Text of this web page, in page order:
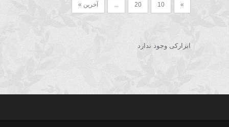
»
10
20 آخرین »
ابزارکی وجود ندارد